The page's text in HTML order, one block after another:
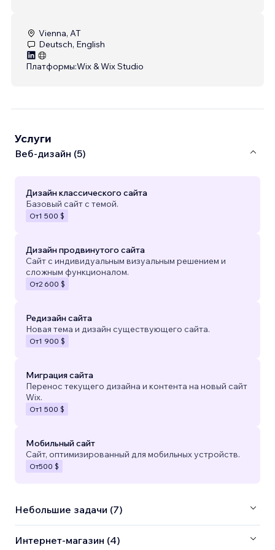
Vienna, AT
Deutsch, English
Платформы:Wix & Wix Studio
Услуги
Веб-дизайн (5)
Дизайн классического сайта
Базовый сайт с темой.
От1 500 $
Дизайн продвинутого сайта
Сайт с индивидуальным визуальным решением и
сложным функционалом.
От2 600 $
Редизайн сайта
Новая тема и дизайн существующего сайта.
От1 900 $
Миграция сайта
Перенос текущего дизайна и контента на новый сайт
Wix.
От1 500 $
Мобильный сайт
Сайт, оптимизированный для мобильных устройств.
От500 $
Небольшие задачи (7)
Интернет-магазин (4)